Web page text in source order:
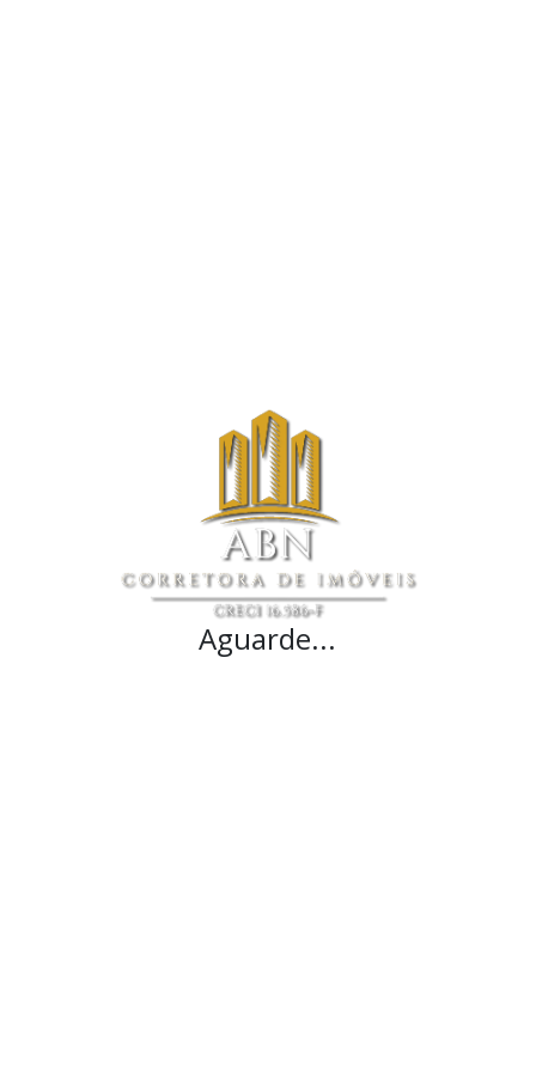
Aguarde...